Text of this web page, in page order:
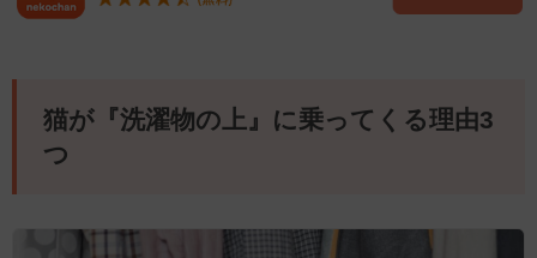
猫が『洗濯物の上』に乗ってくる理由3
つ